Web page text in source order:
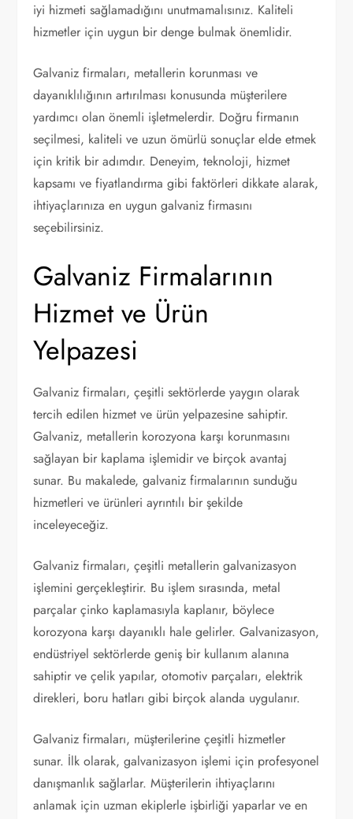
iyi hizmeti sağlamadığını unutmamalısınız. Kaliteli
hizmetler için uygun bir denge bulmak önemlidir.
Galvaniz firmaları, metallerin korunması ve
dayanıklılığının artırılması konusunda müşterilere
yardımcı olan önemli işletmelerdir. Doğru firmanın
seçilmesi, kaliteli ve uzun ömürlü sonuçlar elde etmek
için kritik bir adımdır. Deneyim, teknoloji, hizmet
kapsamı ve fiyatlandırma gibi faktörleri dikkate alarak,
ihtiyaçlarınıza en uygun galvaniz firmasını
seçebilirsiniz.
Galvaniz Firmalarının
Hizmet ve Ürün
Yelpazesi
Galvaniz firmaları, çeşitli sektörlerde yaygın olarak
tercih edilen hizmet ve ürün yelpazesine sahiptir.
Galvaniz, metallerin korozyona karşı korunmasını
sağlayan bir kaplama işlemidir ve birçok avantaj
sunar. Bu makalede, galvaniz firmalarının sunduğu
hizmetleri ve ürünleri ayrıntılı bir şekilde
inceleyeceğiz.
Galvaniz firmaları, çeşitli metallerin galvanizasyon
işlemini gerçekleştirir. Bu işlem sırasında, metal
parçalar çinko kaplamasıyla kaplanır, böylece
korozyona karşı dayanıklı hale gelirler. Galvanizasyon,
endüstriyel sektörlerde geniş bir kullanım alanına
sahiptir ve çelik yapılar, otomotiv parçaları, elektrik
direkleri, boru hatları gibi birçok alanda uygulanır.
Galvaniz firmaları, müşterilerine çeşitli hizmetler
sunar. İlk olarak, galvanizasyon işlemi için profesyonel
danışmanlık sağlarlar. Müşterilerin ihtiyaçlarını
anlamak için uzman ekiplerle işbirliği yaparlar ve en